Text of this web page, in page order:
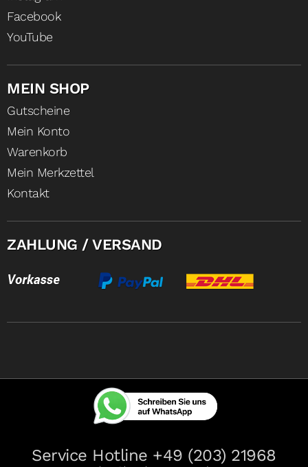
Facebook
YouTube
MEIN SHOP
Gutscheine
Mein Konto
Warenkorb
Mein Merkzettel
Kontakt
ZAHLUNG / VERSAND
Service Hotline +49 (203) 21968